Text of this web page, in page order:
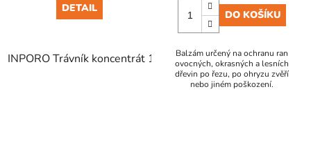
DETAIL
INPORO Trávník koncentrát 100 ml
DO KOŠÍKU
Balzám určený na ochranu ran
ovocných, okrasných a lesních
dřevin po řezu, po ohryzu zvěří
nebo jiném poškození.